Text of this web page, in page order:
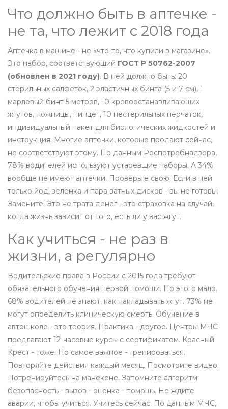
Что должно быть в аптечке -
не та, что лежит с 2018 года
Аптечка в машине - не «что-то, что купили в магазине».
Это набор, соответствующий ГОСТ Р 50762-2007
(обновлен в 2021 году). В ней должно быть: 20
стерильных салфеток, 2 эластичных бинта (5 и 7 см), 1
марлевый бинт 5 метров, 10 кровоостанавливающих
жгутов, ножницы, пинцет, 10 нестерильных перчаток,
индивидуальный пакет для биологических жидкостей и
инструкция. Многие аптечки, которые продают сейчас,
не соответствуют этому. По данным Роспотребнадзора,
78% водителей используют устаревшие наборы. А 34%
вообще не имеют аптечки. Проверьте свою. Если в ней
только йод, зеленка и пара ватных дисков - вы не готовы.
Замените. Это не трата денег - это страховка на случай,
когда жизнь зависит от того, есть ли у вас жгут.
Как учиться - не раз в
жизни, а регулярно
Водительские права в России с 2015 года требуют
обязательного обучения первой помощи. Но этого мало.
68% водителей не знают, как накладывать жгут. 73% не
могут определить клиническую смерть. Обучение в
автошколе - это теория. Практика - другое. Центры МЧС
предлагают 12-часовые курсы с сертификатом. Красный
Крест - тоже. Но самое важное - тренироваться.
Повторяйте действия каждый месяц. Посмотрите видео.
Потренируйтесь на манекене. Запомните алгоритм:
безопасность - вызов - оценка - помощь. Не ждите
аварии, чтобы учиться. Учитесь сейчас. По данным МЧС,